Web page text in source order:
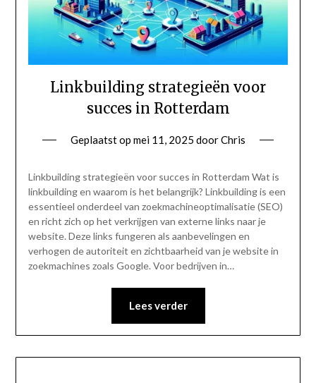
Linkbuilding strategieën voor
succes in Rotterdam
Geplaatst op mei 11, 2025 doorChris
Linkbuilding strategieën voor succes in Rotterdam Wat is
linkbuilding en waarom is het belangrijk? Linkbuilding is een
essentieel onderdeel van zoekmachineoptimalisatie (SEO)
en richt zich op het verkrijgen van externe links naar je
website. Deze links fungeren als aanbevelingen en
verhogen de autoriteit en zichtbaarheid van je website in
zoekmachines zoals Google. Voor bedrijven in…
Lees verder